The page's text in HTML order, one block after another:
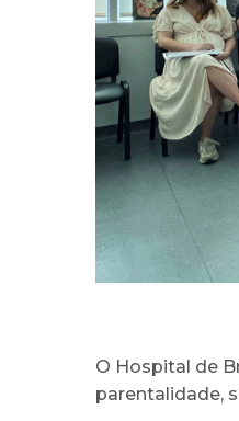
O Hospital de
parentalidade,